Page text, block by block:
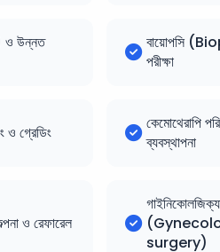
উন্নত
বায়োপসি
পরীক্ষা
ও গ্রেডিং
কেমোথেরাপি
ব্যবস্থাপনা
ও রেফারেল
surgery)